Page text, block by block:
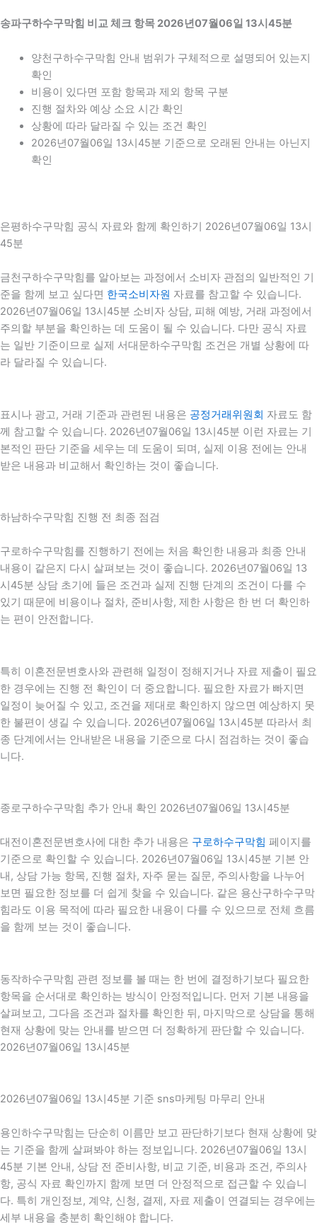
송파구하수구막힘 비교 체크 항목 2026년07월06일 13시45분
양천구하수구막힘 안내 범위가 구체적으로 설명되어 있는지
확인
비용이 있다면 포함 항목과 제외 항목 구분
진행 절차와 예상 소요 시간 확인
상황에 따라 달라질 수 있는 조건 확인
2026년07월06일 13시45분 기준으로 오래된 안내는 아닌지
확인
은평하수구막힘 공식 자료와 함께 확인하기 2026년07월06일 13시
45분
금천구하수구막힘를 알아보는 과정에서 소비자 관점의 일반적인 기
준을 함께 보고 싶다면 한국소비자원 자료를 참고할 수 있습니다.
2026년07월06일 13시45분 소비자 상담, 피해 예방, 거래 과정에서
주의할 부분을 확인하는 데 도움이 될 수 있습니다. 다만 공식 자료
는 일반 기준이므로 실제 서대문하수구막힘 조건은 개별 상황에 따
라 달라질 수 있습니다.
표시나 광고, 거래 기준과 관련된 내용은 공정거래위원회 자료도 함
께 참고할 수 있습니다. 2026년07월06일 13시45분 이런 자료는 기
본적인 판단 기준을 세우는 데 도움이 되며, 실제 이용 전에는 안내
받은 내용과 비교해서 확인하는 것이 좋습니다.
하남하수구막힘 진행 전 최종 점검
구로하수구막힘를 진행하기 전에는 처음 확인한 내용과 최종 안내
내용이 같은지 다시 살펴보는 것이 좋습니다. 2026년07월06일 13
시45분 상담 초기에 들은 조건과 실제 진행 단계의 조건이 다를 수
있기 때문에 비용이나 절차, 준비사항, 제한 사항은 한 번 더 확인하
는 편이 안전합니다.
특히 이혼전문변호사와 관련해 일정이 정해지거나 자료 제출이 필요
한 경우에는 진행 전 확인이 더 중요합니다. 필요한 자료가 빠지면
일정이 늦어질 수 있고, 조건을 제대로 확인하지 않으면 예상하지 못
한 불편이 생길 수 있습니다. 2026년07월06일 13시45분 따라서 최
종 단계에서는 안내받은 내용을 기준으로 다시 점검하는 것이 좋습
니다.
종로구하수구막힘 추가 안내 확인 2026년07월06일 13시45분
대전이혼전문변호사에 대한 추가 내용은 구로하수구막힘 페이지를
기준으로 확인할 수 있습니다. 2026년07월06일 13시45분 기본 안
내, 상담 가능 항목, 진행 절차, 자주 묻는 질문, 주의사항을 나누어
보면 필요한 정보를 더 쉽게 찾을 수 있습니다. 같은 용산구하수구막
힘라도 이용 목적에 따라 필요한 내용이 다를 수 있으므로 전체 흐름
을 함께 보는 것이 좋습니다.
동작하수구막힘 관련 정보를 볼 때는 한 번에 결정하기보다 필요한
항목을 순서대로 확인하는 방식이 안정적입니다. 먼저 기본 내용을
살펴보고, 그다음 조건과 절차를 확인한 뒤, 마지막으로 상담을 통해
현재 상황에 맞는 안내를 받으면 더 정확하게 판단할 수 있습니다.
2026년07월06일 13시45분
2026년07월06일 13시45분 기준 sns마케팅 마무리 안내
용인하수구막힘는 단순히 이름만 보고 판단하기보다 현재 상황에 맞
는 기준을 함께 살펴봐야 하는 정보입니다. 2026년07월06일 13시
45분 기본 안내, 상담 전 준비사항, 비교 기준, 비용과 조건, 주의사
항, 공식 자료 확인까지 함께 보면 더 안정적으로 접근할 수 있습니
다. 특히 개인정보, 계약, 신청, 결제, 자료 제출이 연결되는 경우에는
세부 내용을 충분히 확인해야 합니다.